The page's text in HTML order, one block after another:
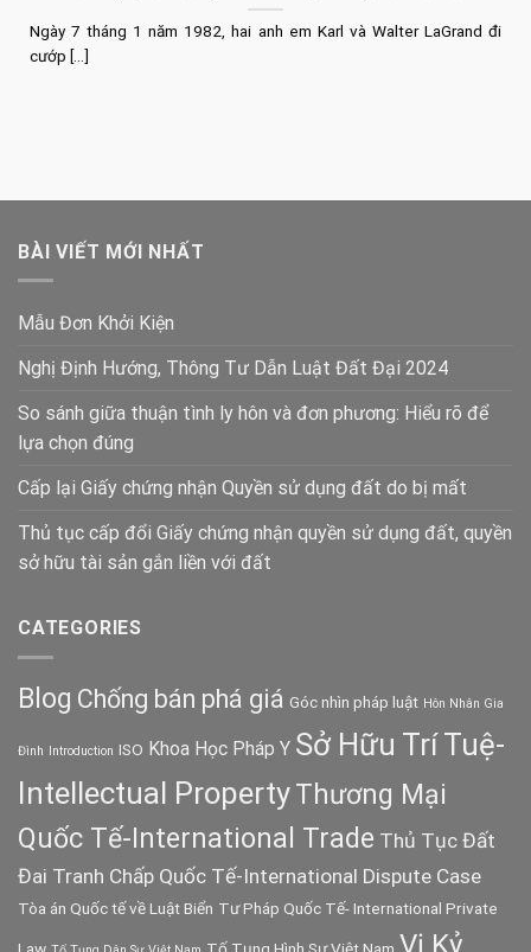
Ngày 7 tháng 1 năm 1982, hai anh em Karl và Walter LaGrand đi
cướp [...]
BÀI VIẾT MỚI NHẤT
Mẫu Đơn Khởi Kiện
Nghị Định Hướng, Thông Tư Dẫn Luật Đất Đại 2024
So sánh giữa thuận tình ly hôn và đơn phương: Hiểu rõ để
lựa chọn đúng
Cấp lại Giấy chứng nhận Quyền sử dụng đất do bị mất
Thủ tục cấp đổi Giấy chứng nhận quyền sử dụng đất, quyền
sở hữu tài sản gắn liền với đất
CATEGORIES
Blog Chống bán phá giá Góc nhìn pháp luật Hôn Nhân Gia
Đình Introduction ISO Khoa Học Pháp Y Sở Hữu Trí Tuệ-
Intellectual PropertyThương Mại
Quốc Tế-International Trade Thủ Tục Đất
Đai Tranh Chấp Quốc Tế-International Dispute Case
Tòa án Quốc tế về Luật Biển Tư Pháp Quốc Tế- International Private
Law Tố Tụng Hình Sự Việt Nam Vị Kỷ